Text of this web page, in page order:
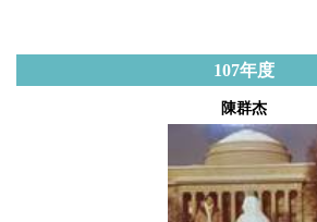
107年度
陳群杰